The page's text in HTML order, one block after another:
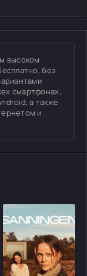
высоком
без
смартфонах,
а также
и